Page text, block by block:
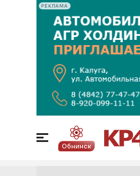
РЕКЛАМА
Обнинск